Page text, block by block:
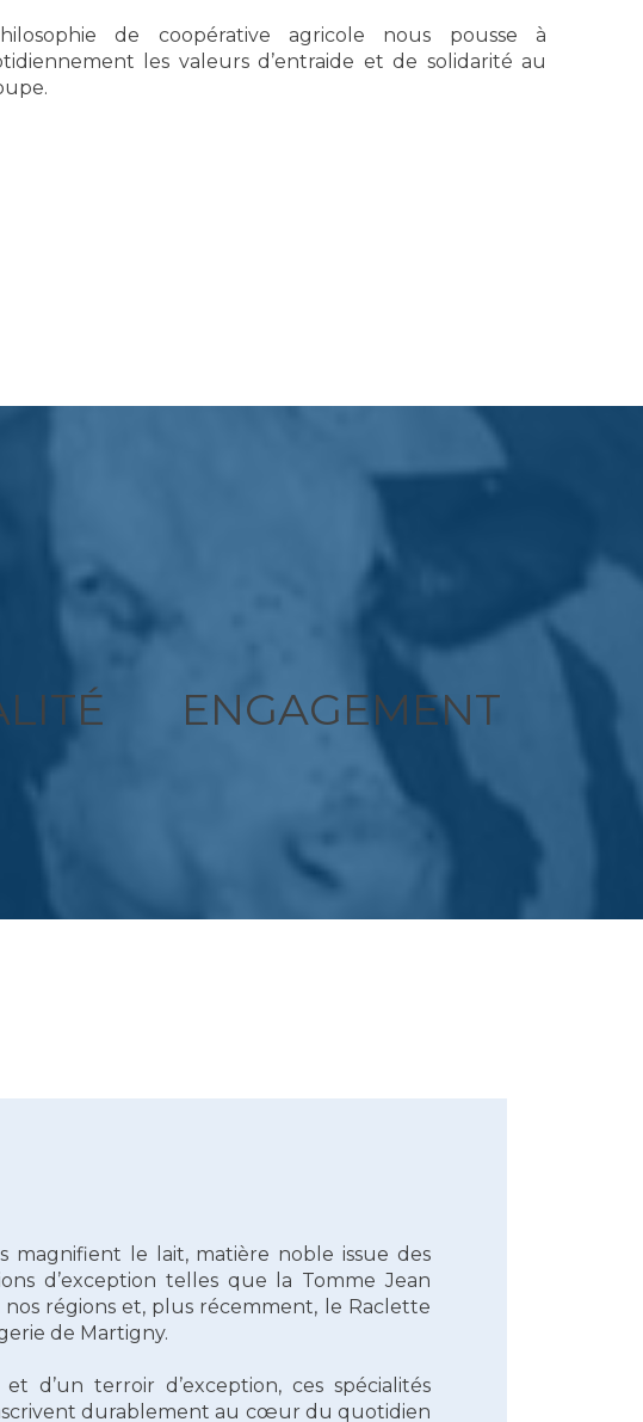
de coopérative agricole nous pousse à
les valeurs d’entraide et de solidarité au
ENGAGEMENT
magnifient le lait, matière noble issue des
d’exception telles que la Tomme Jean
régions et, plus récemment, le Raclette
de Martigny.
d’un terroir d’exception, ces spécialités
durablement au cœur du quotidien